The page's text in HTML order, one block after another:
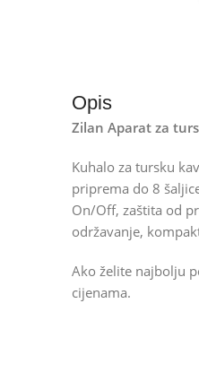
Opis
Zilan Aparat za
Kuhalo za tursku
priprema do 8
On/Off, zaštita od
održavanje,
Ako želite najbolju
cijenama.